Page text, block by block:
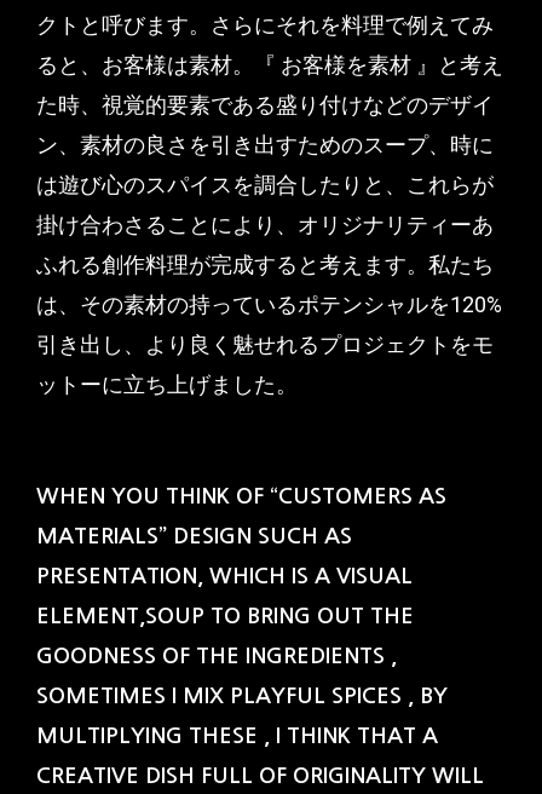
クトと呼びます。さらにそれを料理で例えてみ
ると、お客様は素材。『 お客様を素材 』と考え
た時、視覚的要素である盛り付けなどのデザイ
ン、素材の良さを引き出すためのスープ、時に
は遊び心のスパイスを調合したりと、これらが
掛け合わさることにより、オリジナリティーあ
ふれる創作料理が完成すると考えます。私たち
は、その素材の持っているポテンシャルを120%
引き出し、より良く魅せれるプロジェクトをモ
ットーに立ち上げました。
WHEN YOU THINK OF “CUSTOMERS AS
MATERIALS” DESIGN SUCH AS
PRESENTATION, WHICH IS A VISUAL
ELEMENT,SOUP TO BRING OUT THE
GOODNESS OF THE INGREDIENTS ,
SOMETIMES I MIX PLAYFUL SPICES , BY
MULTIPLYING THESE , I THINK THAT A
CREATIVE DISH FULL OF ORIGINALITY WILL